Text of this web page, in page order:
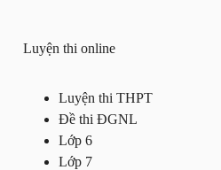
Luyện thi online
Luyện thi THPT
Đề thi ĐGNL
Lớp 6
Lớp 7